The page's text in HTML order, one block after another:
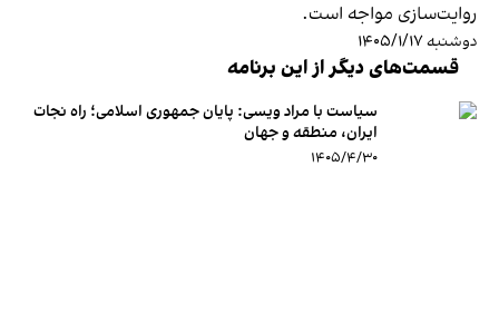
روایت‌سازی مواجه است.
دوشنبه ۱۴۰۵/۱/۱۷
قسمت‌های دیگر از این برنامه
سیاست با مراد ویسی: پایان جمهوری اسلامی؛ راه نجات
ایران، منطقه و جهان
۱۴۰۵/۴/۳۰